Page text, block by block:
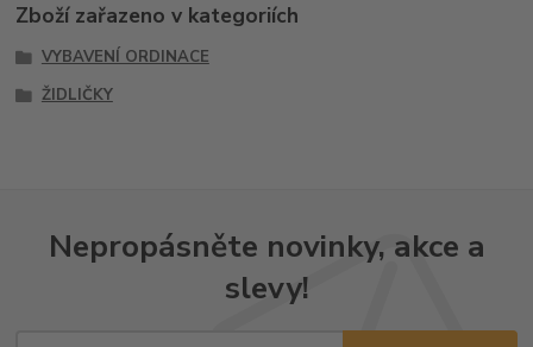
Zboží zařazeno v kategoriích
VYBAVENÍ ORDINACE
ŽIDLIČKY
Nepropásněte novinky, akce a
slevy!